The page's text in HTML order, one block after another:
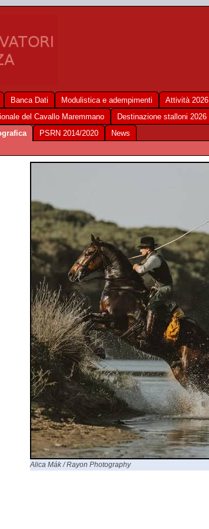
Banca Dati Modulistica e adempimenti Attività 2026
del Cavallo Maremmano Destinazione stalloni 2026
PSRN 2014/2020 News
Alica Mák / Rayon Photography